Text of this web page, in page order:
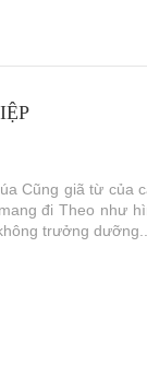
Cũng giã từ của
đi Theo như
trưởng